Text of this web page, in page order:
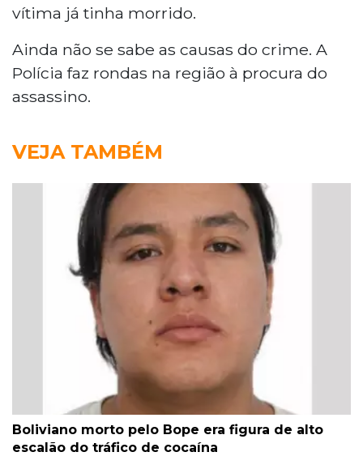
vítima já tinha morrido.
Ainda não se sabe as causas do crime. A
Polícia faz rondas na região à procura do
assassino.
VEJA TAMBÉM
Boliviano morto pelo Bope era figura de alto
escalão do tráfico de cocaína